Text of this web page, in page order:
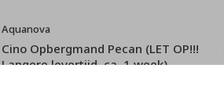
Aquanova
Cino Opbergmand Pecan (LET OP!!!
Langere levertijd, ca. 1 week)